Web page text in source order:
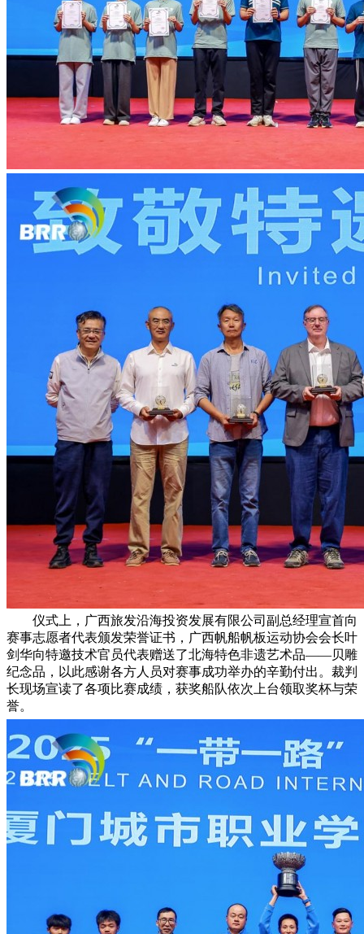
仪式上，广西旅发沿海投资发展有限公司副总经理宣首向
赛事志愿者代表颁发荣誉证书，广西帆船帆板运动协会会长叶
剑华向特邀技术官员代表赠送了北海特色非遗艺术品——贝雕
纪念品，以此感谢各方人员对赛事成功举办的辛勤付出。裁判
长现场宣读了各项比赛成绩，获奖船队依次上台领取奖杯与荣
誉。